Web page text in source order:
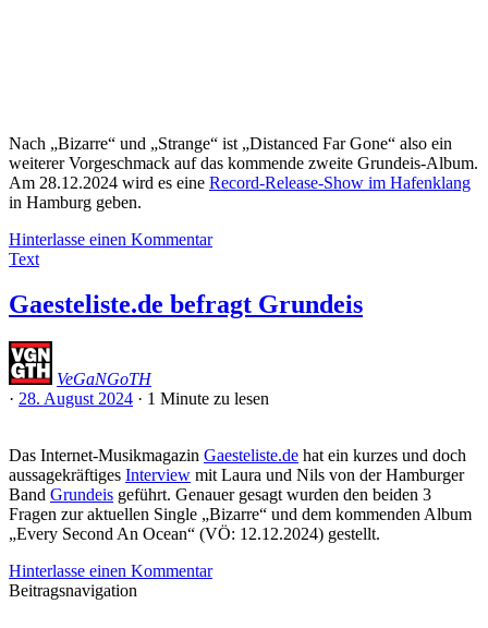
Nach „Bizarre“ und „Strange“ ist „Distanced Far Gone“ also ein
weiterer Vorgeschmack auf das kommende zweite Grundeis-Album.
Am 28.12.2024 wird es eine Record-Release-Show im Hafenklang
in Hamburg geben.
Hinterlasse einen Kommentar
Text
Gaesteliste.de befragt Grundeis
VeGaNGoTH
· 28. August 2024 · 1 Minute zu lesen
Das Internet-Musikmagazin Gaesteliste.de hat ein kurzes und doch
aussagekräftiges Interview mit Laura und Nils von der Hamburger
Band Grundeis geführt. Genauer gesagt wurden den beiden 3
Fragen zur aktuellen Single „Bizarre“ und dem kommenden Album
„Every Second An Ocean“ (VÖ: 12.12.2024) gestellt.
Hinterlasse einen Kommentar
Beitragsnavigation